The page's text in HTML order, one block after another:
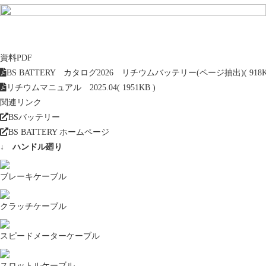
資料PDF
BS BATTERY カタログ2026 リチウムバッテリー(ページ抽出)(
リチウムマニュアル 2025.04( 1951KB )
関連リンク
BSバッテリー
BS BATTERY ホームページ
↓ ハンドル廻り
ブレーキケーブル
クラッチケーブル
スピードメーターケーブル